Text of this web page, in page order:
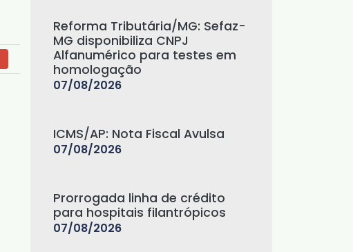
Reforma Tributária/MG: Sefaz-
MG disponibiliza CNPJ
Alfanumérico para testes em
homologação
07/08/2026
ICMS/AP: Nota Fiscal Avulsa
07/08/2026
Prorrogada linha de crédito
para hospitais filantrópicos
07/08/2026